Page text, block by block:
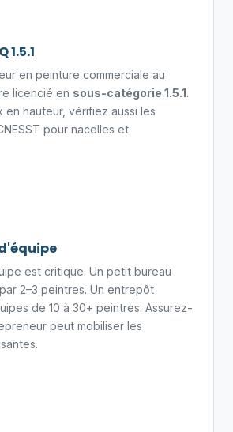
1.5.1
en peinture commerciale au
licencié en sous-catégorie 1.5.1.
en hauteur, vérifiez aussi les
pour nacelles et
est critique. Un petit bureau
2–3 peintres. Un entrepôt
de 10 à 30+ peintres. Assurez-
peut mobiliser les